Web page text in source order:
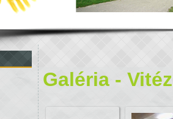
Galéria -